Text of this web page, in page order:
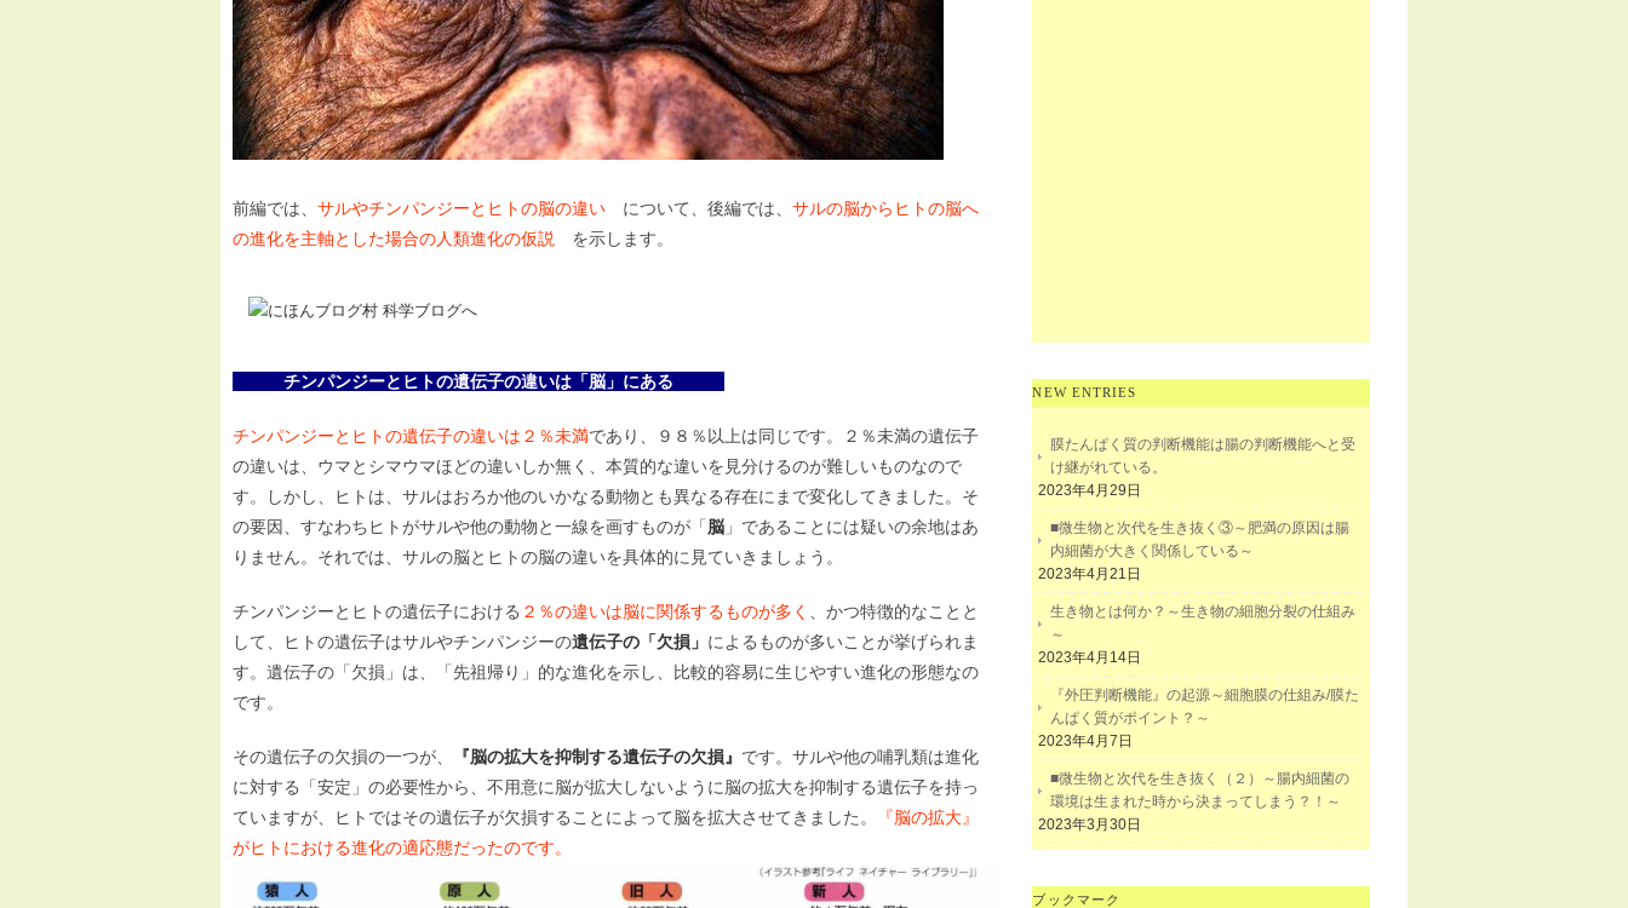
前編では、 サルやチンパンジーとヒトの脳の違い について、後編では、 サルの脳からヒトの脳へ
の進化を主軸とした場合の人類進化の仮説
を示します。
チンパンジーとヒトの遺伝子の違いは「脳」にある
チンパンジーとヒトの遺伝子の違いは２％未満であり、９８％以上は同じです。２％未満の遺伝子
の違いは、ウマとシマウマほどの違いしか無く、本質的な違いを見分けるのが難しいものなので
す。しかし、ヒトは、サルはおろか他のいかなる動物とも異なる存在にまで変化してきました。そ
の要因、すなわちヒトがサルや他の動物と一線を画すものが「脳 」であることには疑いの余地はあ
りません。それでは、サルの脳とヒトの脳の違いを具体的に見ていきましょう。
チンパンジーとヒトの遺伝子における ２％の違いは脳に関係するものが多く
、かつ特徴的なことと
して、ヒトの遺伝子はサルやチンパンジーの遺伝子の「欠損」 によるものが多いことが挙げられま
す。遺伝子の「欠損」は、「先祖帰り」的な進化を示し、比較的容易に生じやすい進化の形態なの
です。
その遺伝子の欠損の一つが、 『脳の拡大を抑制する遺伝子の欠損』 です。サルや他の哺乳類は進化
に対する「安定」の必要性から、不用意に脳が拡大しないように脳の拡大を抑制する遺伝子を持っ
ていますが、ヒトではその遺伝子が欠損することによって脳を拡大させてきました。
『脳の拡大』
がヒトにおける進化の適応態だったのです。
NEW ENTRIES
膜たんぱく質の判断機能は腸の判断機能へと受
け継がれている。
2023年4月29日
■微生物と次代を生き抜く③～肥満の原因は腸
内細菌が大きく関係している～
2023年4月21日
生き物とは何か？～生き物の細胞分裂の仕組み
～
2023年4月14日
『外圧判断機能』の起源～細胞膜の仕組み/膜た
んぱく質がポイント？～
2023年4月7日
■微生物と次代を生き抜く（２）～腸内細菌の
環境は生まれた時から決まってしまう？！～
2023年3月30日
ブックマーク